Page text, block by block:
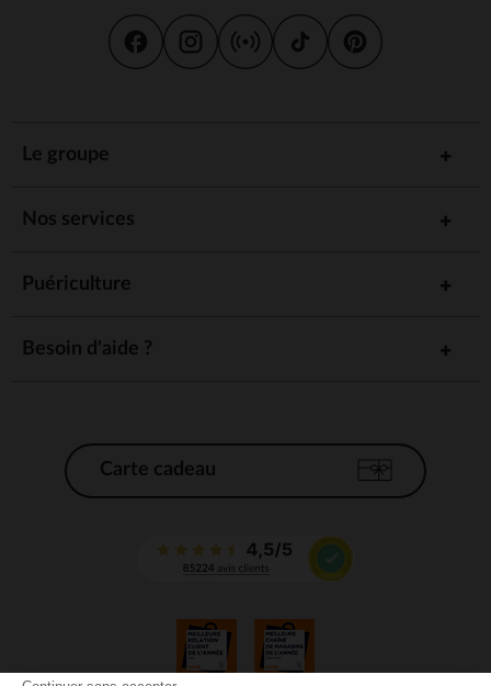
Le groupe
Nos services
Puériculture
Besoin d'aide ?
Carte cadeau